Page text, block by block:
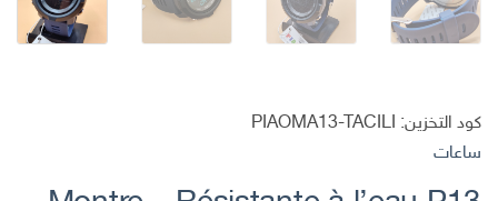
كود التخزين:PIAOMA13-TACILI
ساعات